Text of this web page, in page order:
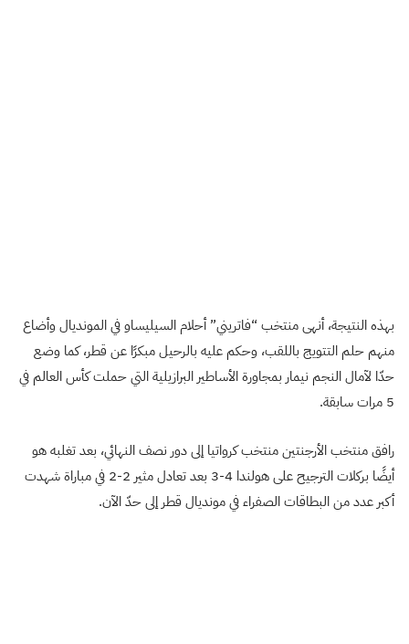
بهذه النتيجة، أنهى منتخب “فاتريني” أحلام السيليساو في المونديال وأضاع
منهم حلم التتويج باللقب، وحكم عليه بالرحيل مبكرًا عن قطر، كما وضع
حدّا لآمال النجم نيمار بمجاورة الأساطير البرازيلية التي حملت كأس العالم في
5 مرات سابقة.
رافق منتخب الأرجنتين منتخب كرواتيا إلى دور نصف النهائي، بعد تغلبه هو
أيضًا بركلات الترجيح على هولندا 4-3 بعد تعادل مثير 2-2 في مباراة شهدت
أكبر عدد من البطاقات الصفراء في مونديال قطر إلى حدّ الآن.